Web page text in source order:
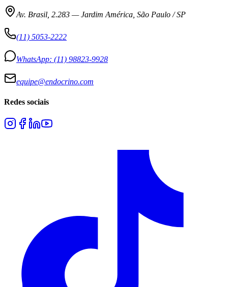
Av. Brasil, 2.283 —Jardim América, São Paulo / SP
(11) 5053-2222
WhatsApp: (11) 98823-9928
equipe@endocrino.com
Redes sociais